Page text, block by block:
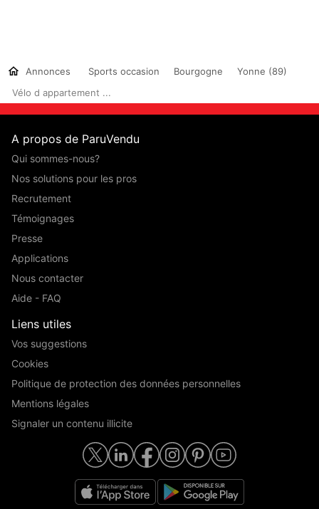
Annonces Sports occasion Bourgogne
Yonne (89)
Vélo d appartement ...
A propos de ParuVendu
Qui sommes-nous?
Nos solutions pour les pros
Recrutement
Témoignages
Presse
Applications
Nous contacter
Aide - FAQ
Liens utiles
Vos suggestions
Cookies
Politique de protection des données personnelles
Mentions légales
Signaler un contenu illicite